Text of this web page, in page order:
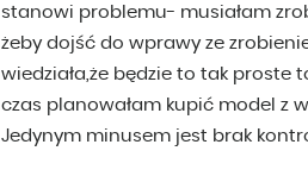
stanowi problemu- musiałam
żeby dojść do wprawy ze
wiedziała,że będzie to tak proste
czas planowałam kupić model z
Jedynym minusem jest brak